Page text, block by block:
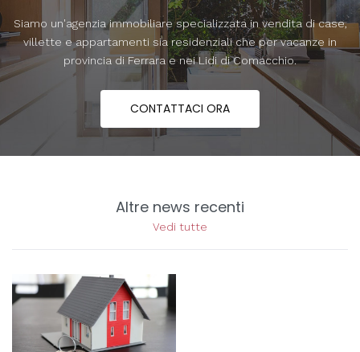
Siamo un'agenzia immobiliare specializzata in vendita di case,
villette e appartamenti sia residenziali che per vacanze in
provincia di Ferrara e nei Lidi di Comacchio.
CONTATTACI ORA
Altre news recenti
Vedi tutte